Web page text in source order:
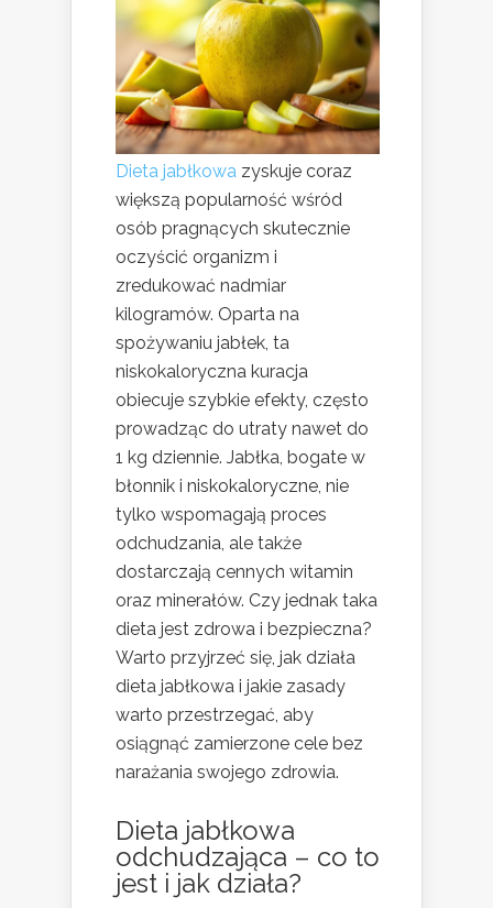
Dieta jabłkowa zyskuje coraz
większą popularność wśród
osób pragnących skutecznie
oczyścić organizm i
zredukować nadmiar
kilogramów. Oparta na
spożywaniu jabłek, ta
niskokaloryczna kuracja
obiecuje szybkie efekty, często
prowadząc do utraty nawet do
1 kg dziennie. Jabłka, bogate w
błonnik i niskokaloryczne, nie
tylko wspomagają proces
odchudzania, ale także
dostarczają cennych witamin
oraz minerałów. Czy jednak taka
dieta jest zdrowa i bezpieczna?
Warto przyjrzeć się, jak działa
dieta jabłkowa i jakie zasady
warto przestrzegać, aby
osiągnąć zamierzone cele bez
narażania swojego zdrowia.
Dieta jabłkowa
odchudzająca – co to
jest i jak działa?